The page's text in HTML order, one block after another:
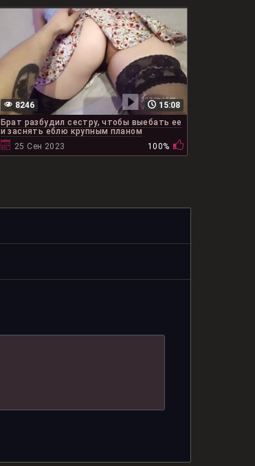
15:08
8246
Брат разбудил сестру, чтобы выебать ее
и заснять еблю крупным планом
25 Сен 2023
100%